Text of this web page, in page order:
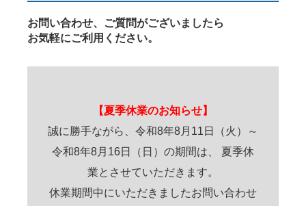
お問い合わせ、ご質問がございましたら
お気軽にご利用ください。
【夏季休業のお知らせ】
誠に勝手ながら、令和8年8月11日（火）～
令和8年8月16日（日）の期間は、 夏季休
業とさせていただきます。
休業期間中にいただきましたお問い合わせ